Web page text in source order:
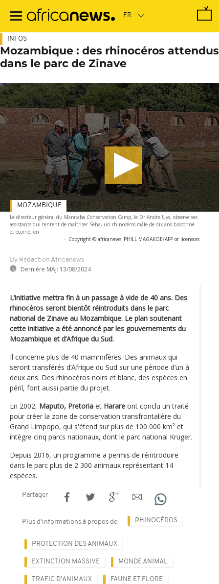
contenu
INFOS
Mozambique : des rhinocéros attendus
dans le parc de Zinave
Le directeur général du Marataba Conservation Camp, le Dr Andre Uys, observe ses
assistants qui tentent de maîtriser Seha, un rhinocéros mâle de dix ans braconné
et écorné, en
- Copyright © africanews PHILL MAGAKOE/AFP or licensors
By Rédaction Africanews
Dernière MAJ: 13/08/2024
MOZAMBIQUE
L’initiative mettra fin à un passage à vide de 40 ans. Des
rhinocéros seront bientôt réintroduits dans le parc
national de Zinave au Mozambique. Le plan soutenant
cette initiative a été annoncé par les gouvernements du
Mozambique et d’Afrique du Sud.
Il concerne plus de 40 mammifères. Des animaux qui
seront transférés d’Afrique du Sud sur une période d’un à
deux ans. Des rhinocéros noirs et blanc, des espèces en
péril, font aussi partie du projet.
En 2002, Maputo, Pretoria et Harare ont conclu un traité
pour créer la zone de conservation transfrontalière du
Grand Limpopo, qui s'étend sur plus de 100 000 km² et
intègre cinq parcs nationaux, dont le parc national Kruger.
Depuis 2016, un programme a permis de réintroduire
dans le parc plus de 2 300 animaux représentant 14
espèces.
Partager
Plus d'informations à propos de RHINOCÉROS
PROTECTION DES ANIMAUX
EXTINCTION MASSIVE MONDE ANIMAL
TRAFIC D'ANIMAUX FAUNE ET FLORE